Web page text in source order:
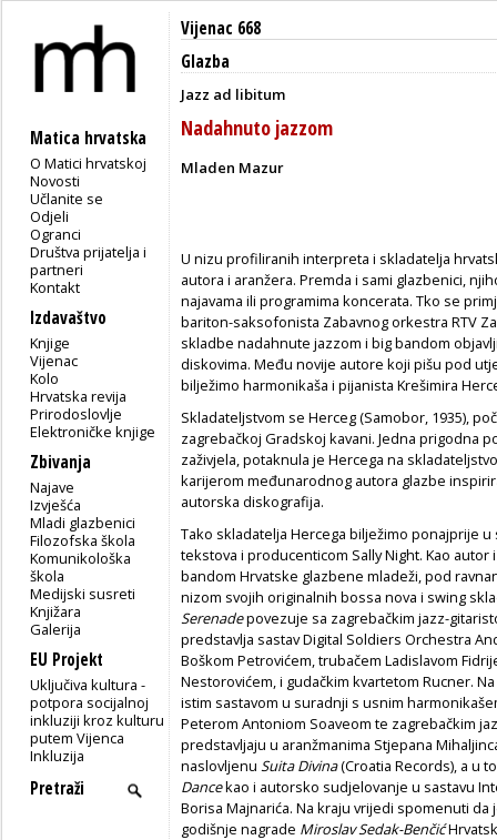
Matica hrvatska
O Matici hrvatskoj
Novosti
Učlanite se
Odjeli
Ogranci
Društva prijatelja i
partneri
Kontakt
Izdavaštvo
Knjige
Vijenac
Kolo
Hrvatska revija
Prirodoslovlje
Elektroničke knjige
Zbivanja
Najave
Izvješća
Mladi glazbenici
Filozofska škola
Komunikološka
škola
Medijski susreti
Knjižara
Galerija
EU Projekt
Uključiva kultura -
potpora socijalnoj
inkluziji kroz kulturu
putem Vijenca
Inkluzija
Vijenac 668
Glazba
Jazz ad libitum
Nadahnuto jazzom
Mladen Mazur
U nizu profiliranih interpreta i skladatelja
autora i aranžera. Premda i sami glazbenici,
najavama ili programima koncerata. Tko se
bariton-saksofonista Zabavnog orkestra RTV
skladbe nadahnute jazzom i big bandom
diskovima. Među novije autore koji pišu pod
bilježimo harmonikaša i pijanista Krešimira
Skladateljstvom se Herceg (Samobor, 1935),
zagrebačkoj Gradskoj kavani. Jedna prigodna
zaživjela, potaknula je Hercega na
karijerom međunarodnog autora glazbe
autorska diskografija.
Tako skladatelja Hercega bilježimo ponajprije
tekstova i producenticom Sally Night. Kao
bandom Hrvatske glazbene mladeži, pod
nizom svojih originalnih bossa nova i swing
Serenadepovezuje sa zagrebačkim jazz-
predstavlja sastav Digital Soldiers Orchestra
Boškom Petrovićem, trubačem Ladislavom
Nestorovićem, i gudačkim kvartetom Rucner.
istim sastavom u suradnji s usnim
Peterom Antoniom Soaveom te zagrebačkim
predstavljaju u aranžmanima Stjepana
naslovljenu Suita Divina(Croatia Records), a u
Dancekao i autorsko sudjelovanje u sastavu
Borisa Majnarića. Na kraju vrijedi spomenuti
godišnje nagrade Miroslav Sedak-Benčić